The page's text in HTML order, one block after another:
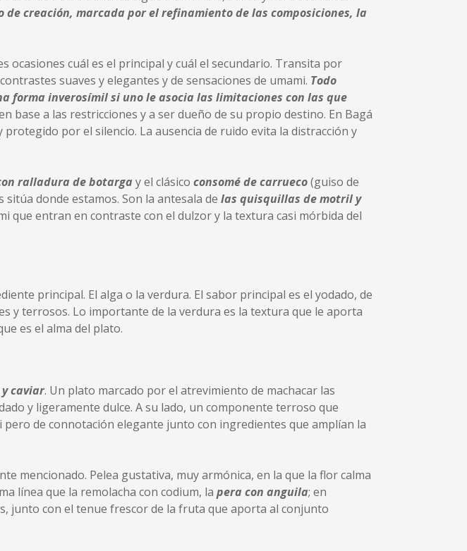
creación, marcada por el refinamiento de las composiciones, la
ocasiones cuál es el principal y cuál el secundario. Transita por
suaves y elegantes y de sensaciones de umami. Todo
forma inverosímil si uno le asocia las limitaciones con las que
base a las restricciones y a ser dueño de su propio destino. En Bagá
por el silencio. La ausencia de ruido evita la distracción y
ralladura de botarga y el clásico consomé de carrueco(guiso de
donde estamos. Son la antesala de las quisquillas de motril y
que entran en contraste con el dulzor y la textura casi mórbida del
principal. El alga o la verdura. El sabor principal es el yodado, de
y terrosos. Lo importante de la verdura es la textura que le aporta
es el alma del plato.
caviar. Un plato marcado por el atrevimiento de machacar las
y ligeramente dulce. A su lado, un componente terroso que
de connotación elegante junto con ingredientes que amplían la
mencionado. Pelea gustativa, muy armónica, en la que la flor calma
línea que la remolacha con codium, la pera con anguila; en
junto con el tenue frescor de la fruta que aporta al conjunto